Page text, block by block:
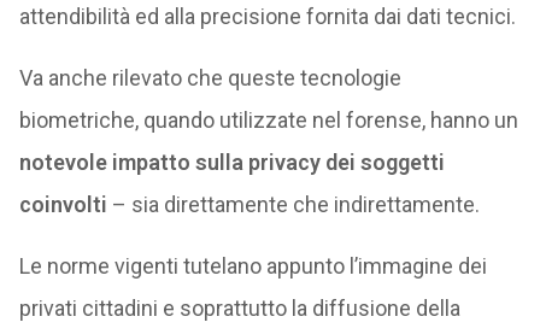
attendibilità ed alla precisione fornita dai dati tecnici.
Va anche rilevato che queste tecnologie
biometriche, quando utilizzate nel forense, hanno un
notevole impatto sulla privacy dei soggetti
coinvolti – sia direttamente che indirettamente.
Le norme vigenti tutelano appunto l’immagine dei
privati cittadini e soprattutto la diffusione della